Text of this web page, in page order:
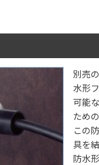
別売の
水形
可能
ため
この
具を
防水